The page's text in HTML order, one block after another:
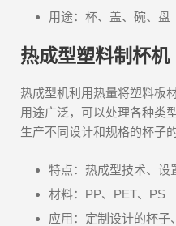
用途：杯、盖、碗、盘
热成型塑料制杯机
热成型机利用热量将塑料板
用途广泛，可以处理各种类
生产不同设计和规格的杯子的
特点：热成型技术、设
材料：PP、PET、PS
应用：定制设计的杯子